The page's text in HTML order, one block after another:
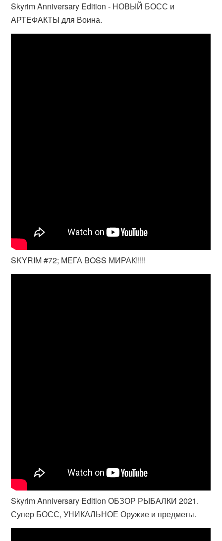
Skyrim Anniversary Edition - НОВЫЙ БОСС и
АРТЕФАКТЫ для Воина.
SKYRIM #72; МЕГА BOSS МИРАК!!!!!
Skyrim Anniversary Edition ОБЗОР РЫБАЛКИ 2021.
Супер БОСС, УНИКАЛЬНОЕ Оружие и предметы.